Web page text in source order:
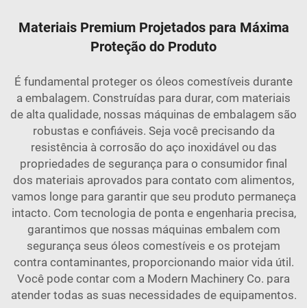
Materiais Premium Projetados para Máxima
Proteção do Produto
É fundamental proteger os óleos comestíveis durante
a embalagem. Construídas para durar, com materiais
de alta qualidade, nossas máquinas de embalagem são
robustas e confiáveis. Seja você precisando da
resistência à corrosão do aço inoxidável ou das
propriedades de segurança para o consumidor final
dos materiais aprovados para contato com alimentos,
vamos longe para garantir que seu produto permaneça
intacto. Com tecnologia de ponta e engenharia precisa,
garantimos que nossas máquinas embalem com
segurança seus óleos comestíveis e os protejam
contra contaminantes, proporcionando maior vida útil.
Você pode contar com a Modern Machinery Co. para
atender todas as suas necessidades de equipamentos.